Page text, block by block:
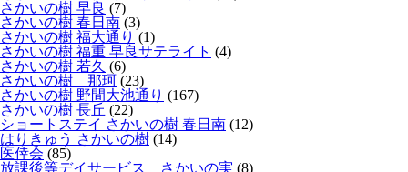
さかいの樹 早良 (7)
さかいの樹 春日南 (3)
さかいの樹 福大通り (1)
さかいの樹 福重 早良サテライト (4)
さかいの樹 若久 (6)
さかいの樹 那珂 (23)
さかいの樹 野間大池通り (167)
さかいの樹 長丘 (22)
ショートステイ さかいの樹 春日南 (12)
はりきゅう さかいの樹 (14)
医倖会 (85)
放課後等デイサービス さかいの実 (8)